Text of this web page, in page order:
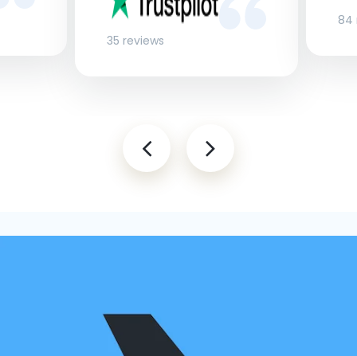
35 reviews
84